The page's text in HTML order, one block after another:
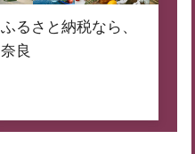
ふるさと納税なら、
奈良